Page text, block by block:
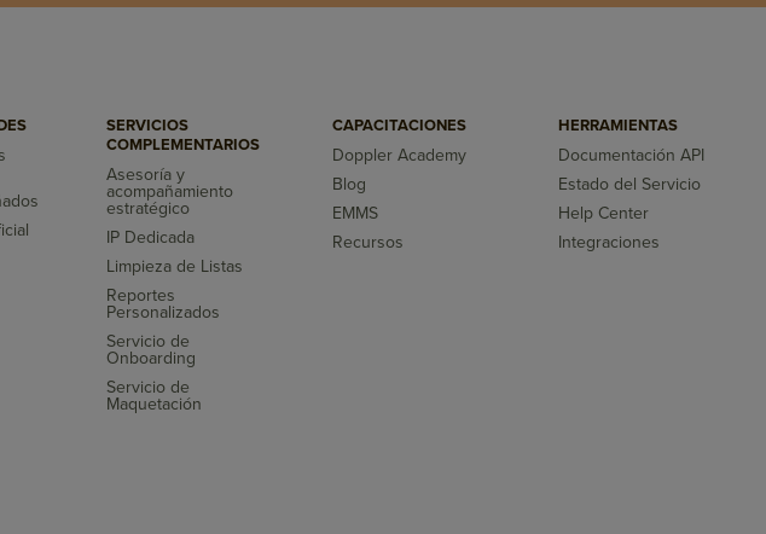
SERVICIOS
COMPLEMENTARIOS
Asesoría y
acompañamiento
estratégico
IP Dedicada
Limpieza de Listas
Reportes
Personalizados
Servicio de
Onboarding
Servicio de
Maquetación
CAPACITACIONES
Doppler Academy
Blog
EMMS
Recursos
HERRAMIENTAS
Documentación API
Estado del Servicio
Help Center
Integraciones